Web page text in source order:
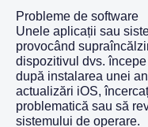
Probleme de software
Unele aplicații sau
provocând
dispozitivul dvs.
după instalarea unei
actualizări iOS,
problematică sau să
sistemului de operare.